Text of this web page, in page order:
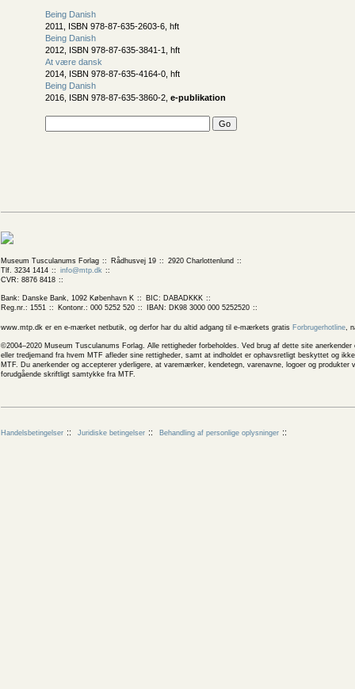
Being Danish
2011, ISBN 978-87-635-2603-6, hft
Being Danish
2012, ISBN 978-87-635-3841-1, hft
At være dansk
2014, ISBN 978-87-635-4164-0, hft
Being Danish
2016, ISBN 978-87-635-3860-2, e-publikation
Museum Tusculanums Forlag Rådhusvej 19
2920 Charlottenlund
Tlf. 3234 1414
info@mtp.dk
CVR: 8876 8418
Bank: Danske Bank, 1092 København K
BIC: DABADKKK
Reg.nr.: 1551
Kontonr.: 000 5252 520 IBAN: DK98 3000 000 5252520
www.mtp.dk er en e-mærket netbutik, og derfor har du altid adgang til e-mærkets gratis Forbrugerhotline,
©2004–2020 Museum Tusculanums Forlag. Alle rettigheder forbeholdes. Ved brug af dette site
eller tredjemand fra hvem MTF afleder sine rettigheder, samt at indholdet er ophavsretligt beskyttet og
MTF. Du anerkender og accepterer yderligere, at varemærker, kendetegn, varenavne, logoer og
forudgående skriftligt samtykke fra MTF.
Handelsbetingelser Juridiske betingelser Behandling af personlige oplysninger